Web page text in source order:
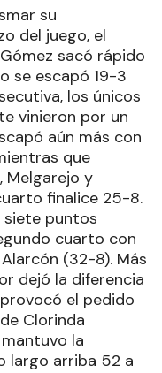
su
del juego, el
sacó rápido
se escapó 19-3
los únicos
vinieron por un
aún más con
que
Melgarejo y
finalice 25-8.
siete puntos
cuarto con
(32-8). Más
dejó la diferencia
el pedido
Clorinda
la
largo arriba 52 a